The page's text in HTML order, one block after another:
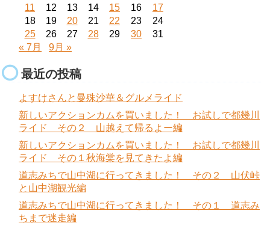
11
12 13 14 15 16
17
18
19 20 21 22 23
24
25
26 27 28 29 30
31
« 7月
9月 »
最近の投稿
よすけさんと曼殊沙華＆グルメライド
新しいアクションカムを買いました！ お試しで都幾川
ライド その２ 山越えて帰るよー編
新しいアクションカムを買いました！ お試しで都幾川
ライド その１秋海棠を見てきたよ編
道志みちで山中湖に行ってきました！ その２ 山伏峠
と山中湖観光編
道志みちで山中湖に行ってきました！ その１ 道志み
ちまで迷走編